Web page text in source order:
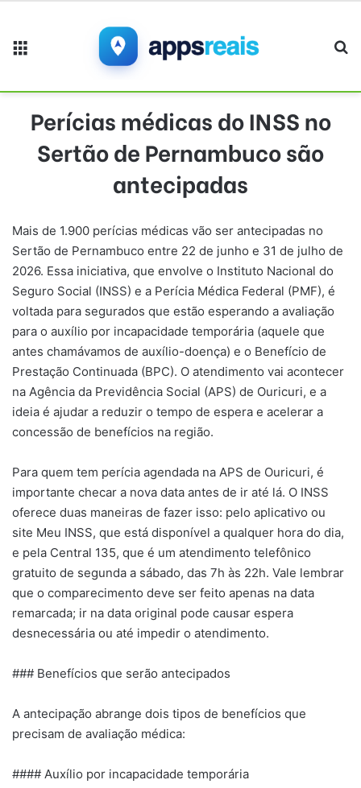
Perícias médicas do INSS no
Sertão de Pernambuco são
antecipadas
Mais de 1.900 perícias médicas vão ser antecipadas no
Sertão de Pernambuco entre 22 de junho e 31 de julho de
2026. Essa iniciativa, que envolve o Instituto Nacional do
Seguro Social (INSS) e a Perícia Médica Federal (PMF), é
voltada para segurados que estão esperando a avaliação
para o auxílio por incapacidade temporária (aquele que
antes chamávamos de auxílio-doença) e o Benefício de
Prestação Continuada (BPC). O atendimento vai acontecer
na Agência da Previdência Social (APS) de Ouricuri, e a
ideia é ajudar a reduzir o tempo de espera e acelerar a
concessão de benefícios na região.
Para quem tem perícia agendada na APS de Ouricuri, é
importante checar a nova data antes de ir até lá. O INSS
oferece duas maneiras de fazer isso: pelo aplicativo ou
site Meu INSS, que está disponível a qualquer hora do dia,
e pela Central 135, que é um atendimento telefônico
gratuito de segunda a sábado, das 7h às 22h. Vale lembrar
que o comparecimento deve ser feito apenas na data
remarcada; ir na data original pode causar espera
desnecessária ou até impedir o atendimento.
### Benefícios que serão antecipados
A antecipação abrange dois tipos de benefícios que
precisam de avaliação médica:
#### Auxílio por incapacidade temporária